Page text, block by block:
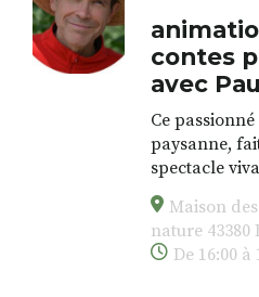
contes
avec
Ce
paysanne,
spectacle
proposant
l’esprit des
chansons, en
vieux outils
Maison
nature
De 16:00 à